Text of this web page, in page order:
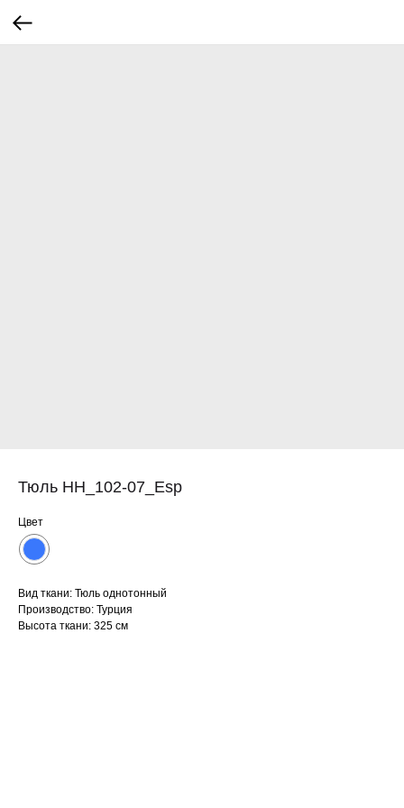
Тюль HH_102-07_Esp
Цвет
Вид ткани: Тюль однотонный
Производство: Турция
Высота ткани: 325 см